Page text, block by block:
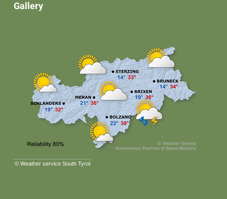
Gallery
© Weather service South Tyrol